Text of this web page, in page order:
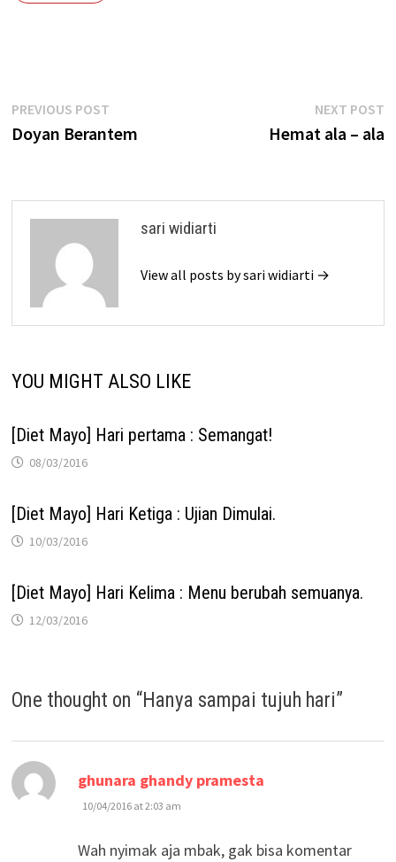
Post
navigation
PREVIOUS POSTPrevious
post:
Doyan Berantem
NEXT POST
Hemat ala – ala
sari widiarti
View all posts by sari widiarti →
YOU MIGHT ALSO LIKE
[Diet Mayo] Hari pertama : Semangat!
08/03/2016
[Diet Mayo] Hari Ketiga : Ujian Dimulai.
10/03/2016
[Diet Mayo] Hari Kelima : Menu berubah semuanya.
12/03/2016
One thought on “Hanya sampai tujuh hari”
ghunara ghandy pramesta
10/04/2016 at 2:03 am
Wah nyimak aja mbak, gak bisa komentar